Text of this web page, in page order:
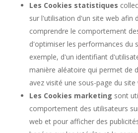
Les Cookies statistiques
sur l'utilisation d'un site web afin
comprendre le comportement
d'optimiser les performances du
exemple, d'un identifiant
manière aléatoire qui permet de
avez visité une sous-page du site
Les Cookies marketing sont
comportement des utilisateurs
web et pour afficher des